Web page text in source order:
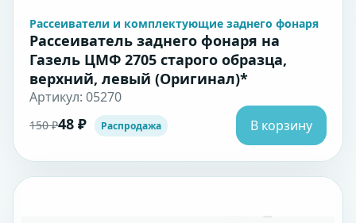
Рассеиватели и комплектующие заднего фонаря
Рассеиватель заднего фонаря на
Газель ЦМФ 2705 старого образца,
верхний, левый (Оригинал)*
Артикул: 05270
150 ₽48 ₽ Распродажа В корзину